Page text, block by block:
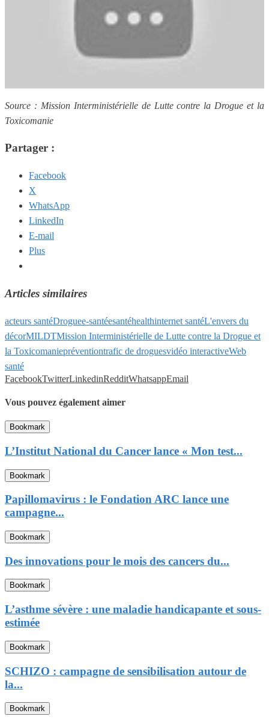
Source : Mission Interministérielle de Lutte contre la Drogue et la
Toxicomanie
Partager :
Facebook
X
WhatsApp
LinkedIn
E-mail
Plus
Articles similaires
acteurs santéDroguee-santéesantéhealthinternet santéL'envers du
décorMILDTMission Interministérielle de Lutte contre la Drogue et
la Toxicomaniepréventiontrafic de droguesvidéo interactiveWeb
santé
FacebookTwitterLinkedinRedditWhatsappEmail
Vous pouvez également aimer
Bookmark
L’Institut National du Cancer lance « Mon test...
Bookmark
Papillomavirus : le Fondation ARC lance une
campagne...
Bookmark
Des innovations pour le mois des cancers du...
Bookmark
L’asthme sévère : une maladie handicapante et sous-
estimée
Bookmark
SCHIZO : campagne de sensibilisation autour de
la...
Bookmark